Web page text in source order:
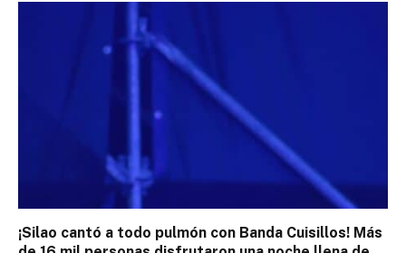
¡Silao cantó a todo pulmón con Banda Cuisillos! Más